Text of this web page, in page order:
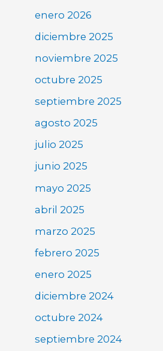
enero 2026
diciembre 2025
noviembre 2025
octubre 2025
septiembre 2025
agosto 2025
julio 2025
junio 2025
mayo 2025
abril 2025
marzo 2025
febrero 2025
enero 2025
diciembre 2024
octubre 2024
septiembre 2024